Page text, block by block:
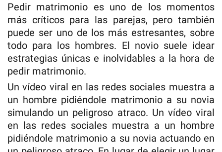
Pedir matrimonio es uno de los momentos
más críticos para las parejas, pero también
puede ser uno de los más estresantes, sobre
todo para los hombres. El novio suele idear
estrategias únicas e inolvidables a la hora de
pedir matrimonio.
Un vídeo viral en las redes sociales muestra a
un hombre pidiéndole matrimonio a su novia
simulando un peligroso atraco. Un vídeo viral
en las redes sociales muestra a un hombre
pidiéndole matrimonio a su novia actuando en